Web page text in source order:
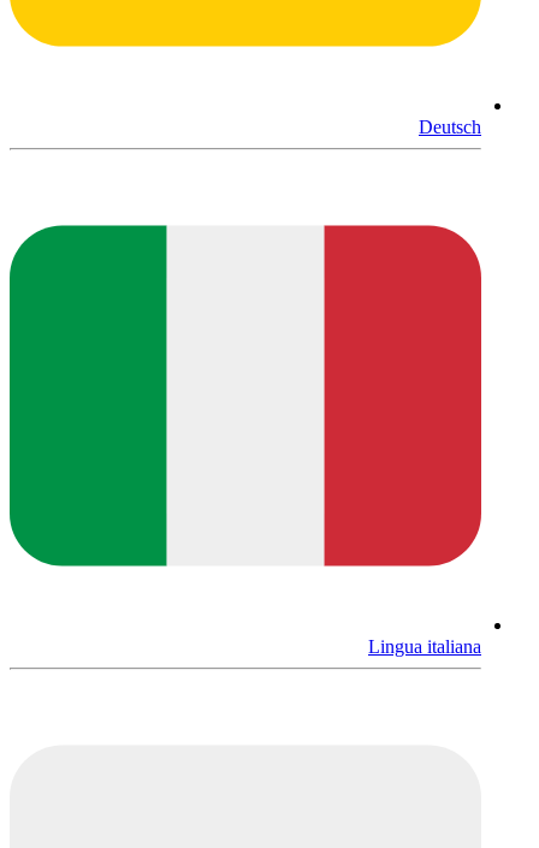
Deutsch
Lingua italiana